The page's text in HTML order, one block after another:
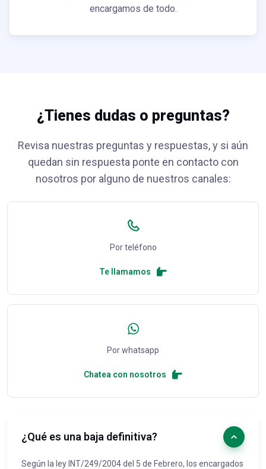
encargamos de todo.
¿Tienes dudas o preguntas?
Revisa nuestras preguntas y respuestas, y si aún
quedan sin respuesta ponte en contacto con
nosotros por alguno de nuestros canales:
Por teléfono
Te llamamos
Por whatsapp
Chatea con nosotros
¿Qué es una baja definitiva?
Según la ley INT/249/2004 del 5 de Febrero, los encargados